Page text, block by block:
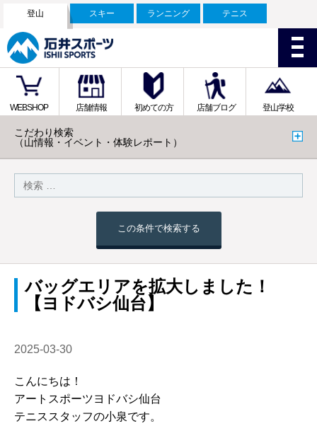
登山 スキー ランニング テニス
WEBSHOP 店舗情報 初めての方 店舗ブログ 登山学校
こだわり検索
（山情報・イベント・体験レポート）
この条件で検索する
バッグエリアを拡大しました！
【ヨドバシ仙台】
2025-03-30
こんにちは！
アートスポーツヨドバシ仙台
テニススタッフの小泉です。